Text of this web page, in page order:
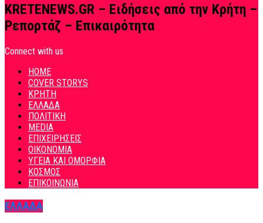
KRETENEWS.GR – Ειδήσεις από την Κρήτη –
Ρεπορτάζ – Επικαιρότητα
Connect with us
HOME
COVER STORYS
ΚΡΗΤΗ
ΕΛΛΑΔΑ
ΠΟΛΙΤΙΚΗ
MEDIA
ΕΠΙΧΕΙΡΗΣΕΙΣ
ΟΙΚΟΝΟΜΙΑ
ΥΓΕΙΑ ΚΑΙ ΟΜΟΡΦΙΑ
ΚΟΣΜΟΣ
ΕΠΙΚΟΙΝΩΝΙΑ
ΕΛΛΑΔΑ